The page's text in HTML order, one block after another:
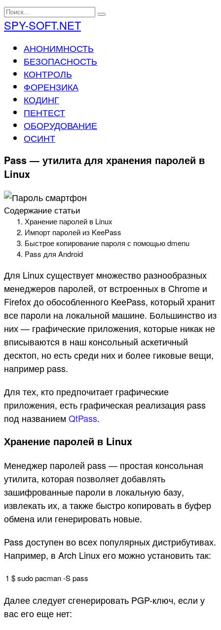
Перейти
к
содержанию
Search
for:
SPY-SOFT.NET
АНОНИМНОСТЬ
БЕЗОПАСНОСТЬ
КОНТРОЛЬ
ФОРЕНЗИКА
КОДИНГ
ПЕНТЕСТ
ОБОРУДОВАНИЕ
ОСИНТ
Pass — утилита для хранения паролей в
Linux
Содержание статьи
Хранение паролей в Linux
Импорт паролей из KeePass
Быстрое копирование пароля с помощью dmenu
Pass для Android
Для Linux существует множество разнообразных
менеджеров паролей, от встроенных в Chrome и
Firefox до обособленного KeePass, который хранит
все пароли на локальной машине. Большинство из
них — графические приложения, которые никак не
вписываются в наш консольный аскетичный
десктоп, но есть среди них и более гиковые вещи,
например pass.
Для тех, кто предпочитает графические
приложения, есть графическая реализация pass
под названиемQtPass.
Хранение паролей в Linux
Менеджер паролей pass — простая консольная
утилита, которая позволяет добавлять
зашифрованные пароли в локальную базу,
извлекать их, а также быстро копировать в буфер
обмена или генерировать новые.
Pass доступен во всех популярных дистрибутивах.
Например, в Arch Linux его можно установить так:
1 $sudopacman-Spass
Далее следует сгенерировать PGP-ключ, если у
вас его еще нет: